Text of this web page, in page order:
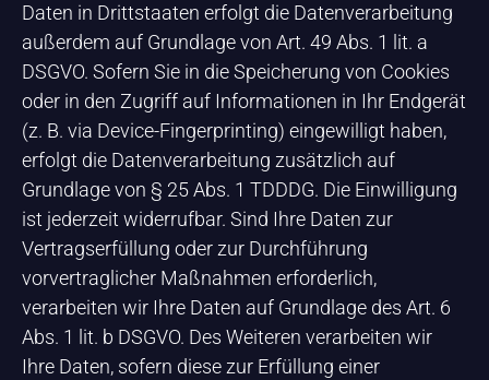
Daten in Drittstaaten erfolgt die Datenverarbeitung
außerdem auf Grundlage von Art. 49 Abs. 1 lit. a
DSGVO. Sofern Sie in die Speicherung von Cookies
oder in den Zugriff auf Informationen in Ihr Endgerät
(z. B. via Device-Fingerprinting) eingewilligt haben,
erfolgt die Datenverarbeitung zusätzlich auf
Grundlage von § 25 Abs. 1 TDDDG. Die Einwilligung
ist jederzeit widerrufbar. Sind Ihre Daten zur
Vertragserfüllung oder zur Durchführung
vorvertraglicher Maßnahmen erforderlich,
verarbeiten wir Ihre Daten auf Grundlage des Art. 6
Abs. 1 lit. b DSGVO. Des Weiteren verarbeiten wir
Ihre Daten, sofern diese zur Erfüllung einer